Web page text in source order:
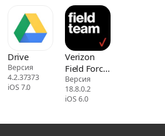
Drive
Версия
4.2.37373
iOS 7.0
Verizon
Field Force
Manager
Версия
18.8.0.2
iOS 6.0